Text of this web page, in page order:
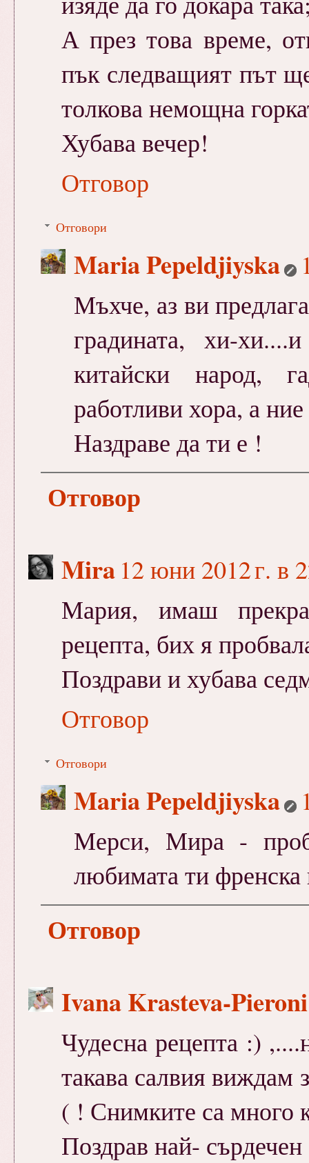
А през това време,
пък следващият път
толкова немощна
Хубава вечер!
Отговор
Отговори
Maria Pepeldjiyska
Мъхче, аз ви
градината, хи-
китайски народ,
работливи хора, а
Наздраве да ти е !
Отговор
Mira 12 юни 2012 г. в
Мария, имаш
рецепта, бих я
Поздрави и хубава
Отговор
Отговори
Maria Pepeldjiyska
Мерси, Мира -
любимата ти френска
Отговор
Ivana Krasteva-
Чудесна рецепта :)
такава салвия виждам
( ! Снимките са много
Поздрав най-